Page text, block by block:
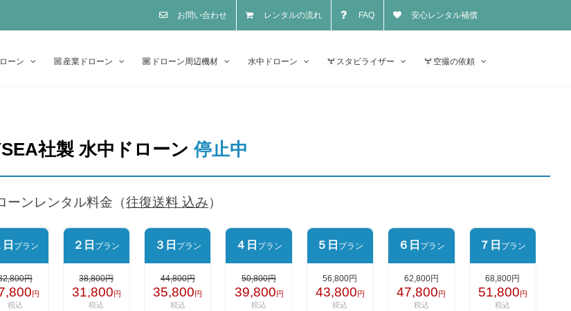
お問い合わせ レンタルの流れ FAQ 安心レンタル補償
ーン 産業ドローン ドローン周辺機材 水中ドローン スタビライザー 空撮の依頼
社製 水中ドローン 停止中
ーンレンタル料金（往復送料 込み）
日 プラン
円
円
税込
２日 プラン
38,800円
31,800円
税込
３日 プラン
44,800円
35,800円
税込
４日 プラン
50,800円
39,800円
税込
５日 プラン
56,800円
43,800円
税込
６日 プラン
62,800円
47,800円
税込
７日 プラン
68,800円
51,800円
税込